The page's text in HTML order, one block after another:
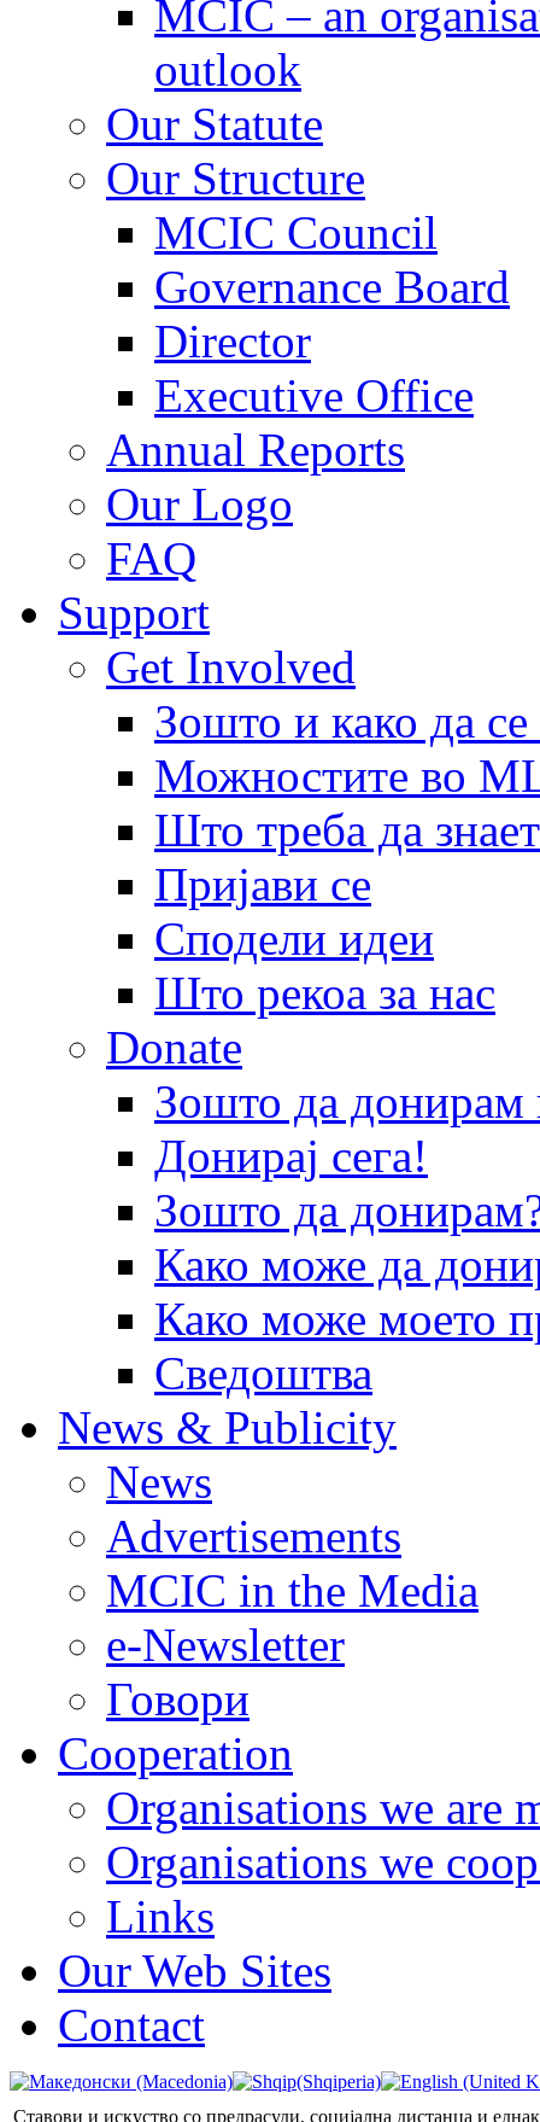
MCIC – an
outlook
Our Statute
Our Structure
MCIC Council
Governance Board
Director
Executive Office
Annual Reports
Our Logo
FAQ
Support
Get Involved
Зошто и како да
Можностите во
Што треба да
Пријави се
Сподели идеи
Што рекоа за нас
Donate
Зошто да
Донирај сега!
Зошто да
Како може да
Како може моето
Сведоштва
News & Publicity
News
Advertisements
MCIC in the Media
e-Newsletter
Говори
Cooperation
Organisations we are
Organisations we
Links
Our Web Sites
Contact
Ставови и искуство со предрасуди, социјална дистанца и